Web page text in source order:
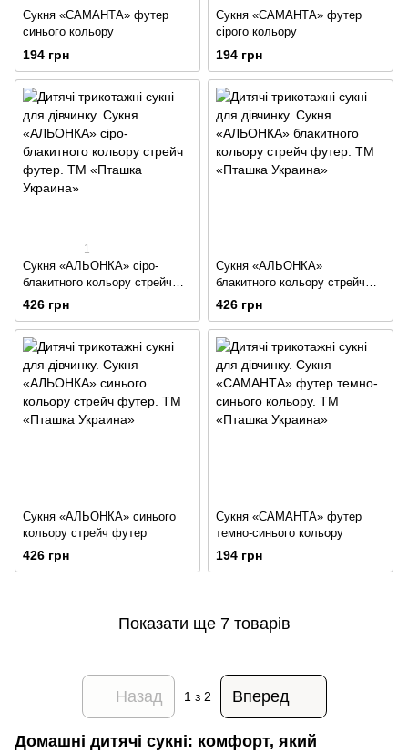
Сукня «САМАНТА» футер
синього кольору
194 грн
Сукня «САМАНТА» футер
сірого кольору
194 грн
1
Сукня «АЛЬОНКА» сіро-
блакитного кольору стрейч
футер
426 грн
Сукня «АЛЬОНКА»
блакитного кольору стрейч
футер
426 грн
Сукня «АЛЬОНКА» синього
кольору стрейч футер
426 грн
Сукня «САМАНТА» футер
темно-синього кольору
194 грн
Показати ще 7 товарів
Назад 1 з 2 Вперед
Домашні дитячі сукні: комфорт, який